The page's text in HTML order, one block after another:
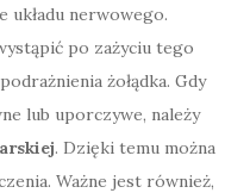
układu nerwowego.
po zażyciu tego
żołądka. Gdy
lub uporczywe, należy
. Dzięki temu można
Ważne jest również,